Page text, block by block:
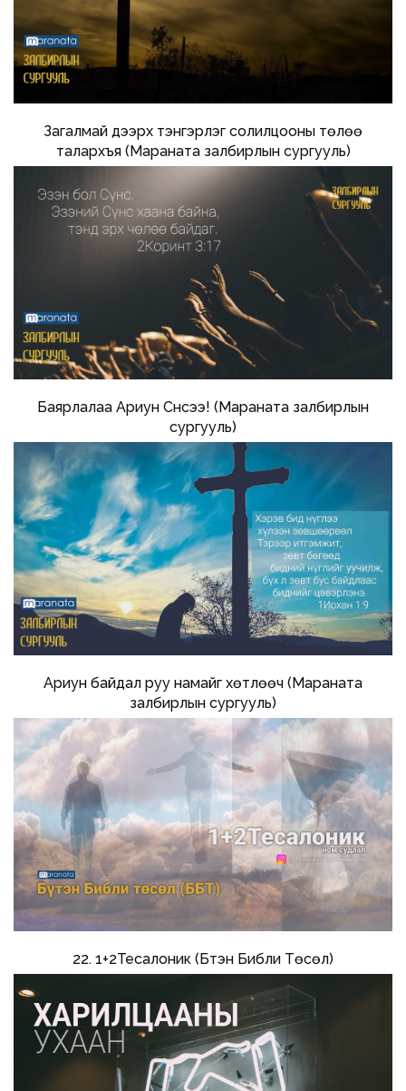
Загалмай дээрх тэнгэрлэг солилцооны төлөө
талархъя (Мараната залбирлын сургууль)
Баярлалаа Ариун Сүнсээ! (Мараната залбирлын
сургууль)
Ариун байдал руу намайг хөтлөөч (Мараната
залбирлын сургууль)
22. 1+2Тесалоник (Бүтэн Библи Төсөл)